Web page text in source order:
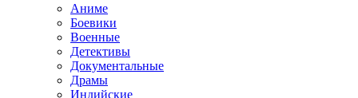
Аниме
Боевики
Военные
Детективы
Документальные
Драмы
Индийские